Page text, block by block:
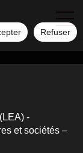
Refuser
-
et sociétés –